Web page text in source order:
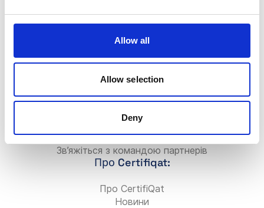
Allow all
Allow selection
Deny
Додати нову компанію
FAQ
Значок Certifiqat
Рахунок/Оплата
Зв’яжіться з командою продажів
Зв’яжіться з командою підтримки
Для партнерів:
Станьте консультантом-партнером
Додайте свою консалтингову фірму
Зв’яжіться з командою партнерів
Про Certifiqat:
Про CertifiQat
Новини